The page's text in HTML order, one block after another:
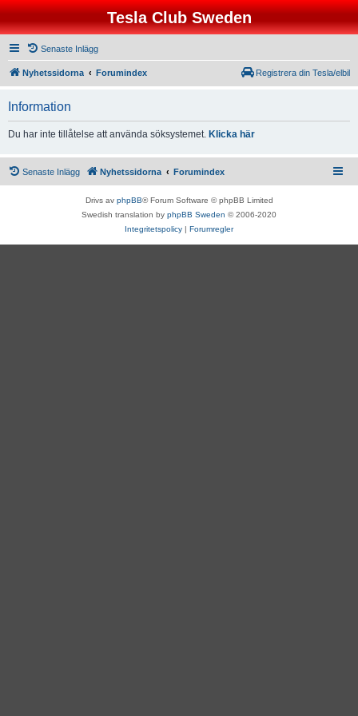
Tesla Club Sweden
Senaste Inlägg
Nyhetssidorna Forumindex Registrera din Tesla/elbil
Information
Du har inte tillåtelse att använda söksystemet. Klicka här
Senaste Inlägg Nyhetssidorna Forumindex
Drivs av phpBB® Forum Software © phpBB Limited
Swedish translation by phpBB Sweden © 2006-2020
Integritetspolicy | Forumregler